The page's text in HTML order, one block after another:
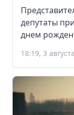
депутаты
днем
18:19, 3 августа